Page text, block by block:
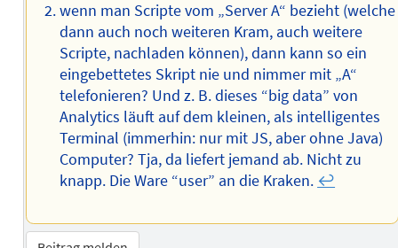
wenn man Scripte vom „Server A“ bezieht (welche
dann auch noch weiteren Kram, auch weitere
Scripte, nachladen können), dann kann so ein
eingebettetes Skript nie und nimmer mit „A“
telefonieren? Und z. B. dieses “big data” von
Analytics läuft auf dem kleinen, als intelligentes
Terminal (immerhin: nur mit JS, aber ohne Java)
Computer? Tja, da liefert jemand ab. Nicht zu
knapp. Die Ware “user” an die Kraken. ↩︎